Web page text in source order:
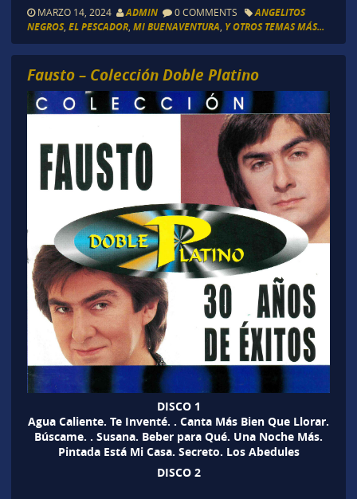
MARZO 14, 2024 ADMIN 0 COMMENTS
ANGELITOS
NEGROS, EL PESCADOR, MI BUENAVENTURA Y OTROS TEMAS MÁS...
Fausto – Colección Doble Platino
DISCO 1
Agua Caliente. Te Inventé. . Canta Más Bien Que Llorar.
Búscame. . Susana. Beber para Qué. Una Noche Más.
Pintada Está Mi Casa. Secreto. Los Abedules
DISCO 2